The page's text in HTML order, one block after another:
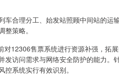
车合理分工、始发站照顾中间站的运
策略。
12306售票系统进行资源补强，拓
发访问需求与网络安全防护的能力。
系统实行有效识别。